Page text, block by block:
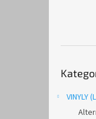
kategorie
VINYLY